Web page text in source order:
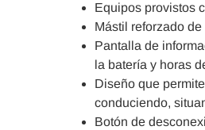
Equipos provistos
Mástil reforzado
Pantalla de
la batería y horas
Diseño que
conduciendo,
Botón de